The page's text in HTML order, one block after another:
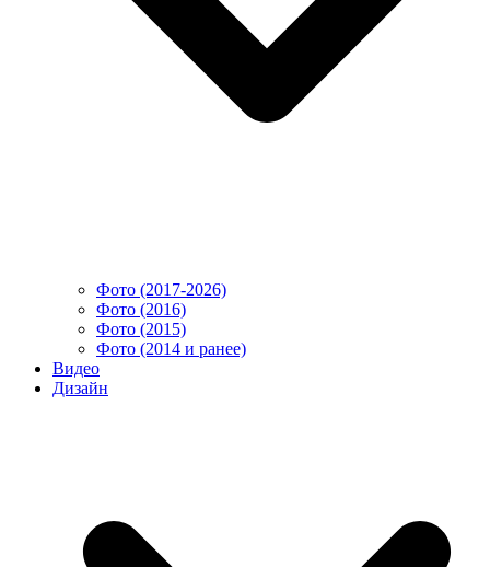
Фото (2017-2026)
Фото (2016)
Фото (2015)
Фото (2014 и ранее)
Видео
Дизайн